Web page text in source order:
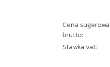
Cena
brutto:
Stawka vat: